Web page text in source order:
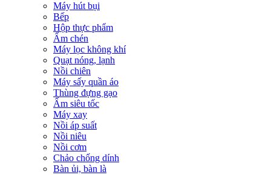
Máy hút bụi
Bếp
Hộp thực phẩm
Ấm chén
Máy lọc không khí
Quạt nóng, lạnh
Nồi chiên
Máy sấy quần áo
Thùng đựng gạo
Ấm siêu tốc
Máy xay
Nồi áp suất
Nồi niêu
Nồi cơm
Chảo chống dính
Bàn ủi, bàn là